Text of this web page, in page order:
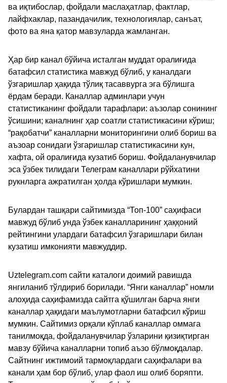
ва иқтибослар, фойдали маслаҳатлар, фактлар,
лайфхаклар, пазандачилик, технологиялар, санъат,
фото ва яна қатор мавзуларда жамланган.
Ҳар бир канал бўйича исталган муддат оралиғида
батафсил статистика мавжуд бўлиб, у каналдаги
ўзгаришлар ҳақида тўлиқ тасаввурга эга бўлишга
ёрдам беради. Каналлар админлари учун
статистиканинг фойдали тарафлари: аъзолар сонининг
ўсишини; каналнинг ҳар соатли статистикасини кўриш;
“рақобатчи” каналларни мониторингини олиб бориш ва
аъзоар сонидаги ўзгаришлар статистикасини кун,
хафта, ой оралиғида кузатиб бориш. Фойдаланувчилар
эса ўзбек тилидаги Телеграм каналлари рўйхатини
рукнларга ажратилган ҳолда кўришлари мумкин.
Булардан ташқари сайтимизда “Топ-100” саҳифаси
мавжуд бўлиб унда ўзбек каналларининг ҳаққоний
рейтингини улардаги батафсил ўзгаришлари билан
кузатиш имконияти мавжуддир.
Uztelegram.com сайти каталоги доимий равишда
янгиланиб тўлдириб борилади. “Янги каналлар” номли
алоҳида саҳифамизда сайтга қўшилган барча янги
каналлар ҳақидаги маълумотларни батафсил кўриш
мумкин. Сайтимиз орқали кўплаб каналлар оммага
танилмоқда, фойдаланувчилар ўзларини қизиқтирган
мавзу бўйича каналларни топиб аъзо бўлмоқдалар.
Сайтнинг ижтимоий тармоқлардаги саҳифалари ва
канали ҳам бор бўлиб, улар фаол иш олиб боряпти.